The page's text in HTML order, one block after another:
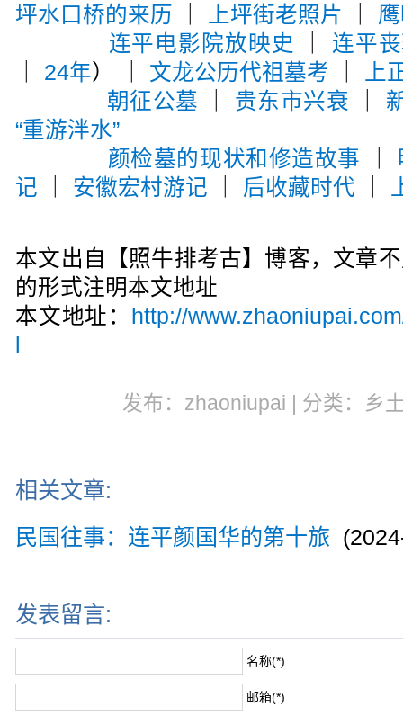
坪水口桥的来历
上坪街老照片
连平电影院放映史
连平
24年） ｜ 文龙公历代祖墓考
上
朝征公墓
贵东市兴衰
“重游泮水”
颜检墓的现状和修造故事
记
安徽宏村游记 后收藏时代
本文出自【照牛排考古】博客，文章
的形式注明本文地址
本文地址：
http://
发布：zhaoniupai | 分类：乡
相关文章:
民国往事：连平颜国华的第十旅
发表留言:
名称(*)
邮箱(*)